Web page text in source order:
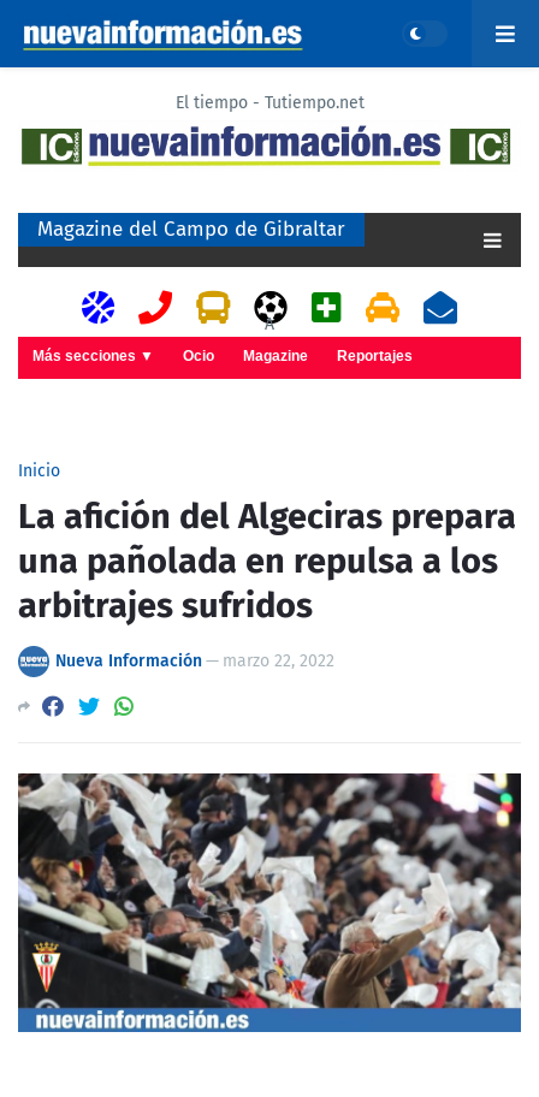
El tiempo - Tutiempo.net
Magazine del Campo de Gibraltar
A
Más secciones ▼ Ocio Magazine Reportajes
Inicio
La afición del Algeciras prepara
una pañolada en repulsa a los
arbitrajes sufridos
Nueva Información— marzo 22, 2022